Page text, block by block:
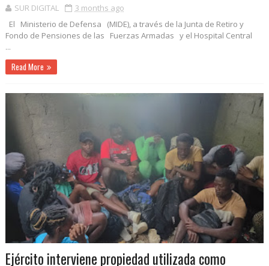
SUR DIGITAL
3 months ago
El Ministerio de Defensa (MIDE), a través de la Junta de Retiro y
Fondo de Pensiones de las Fuerzas Armadas y el Hospital Central
...
Read More
Ejército interviene propiedad utilizada como